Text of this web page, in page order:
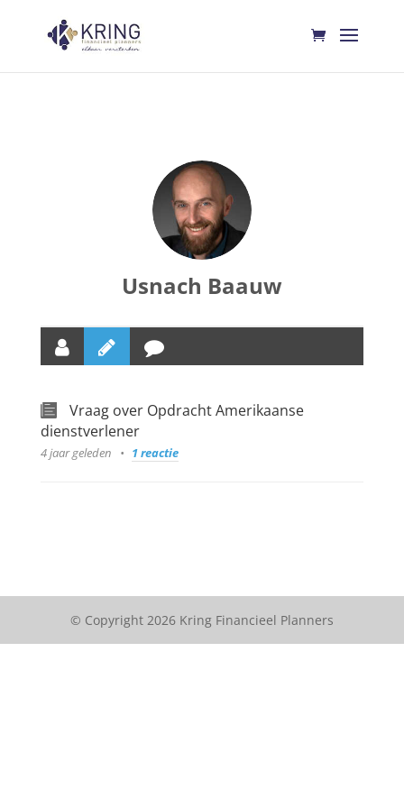
Usnach Baauw
Vraag over Opdracht Amerikaanse
dienstverlener
4 jaar geleden 1 reactie
© Copyright 2026 Kring Financieel Planners